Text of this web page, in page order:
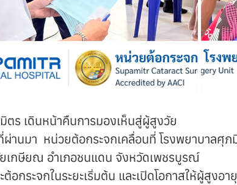
ร เดินหน้าคืนการมองเห็นสู่ผู้สูงวัย
านมา  หน่วยต้อกระจกเคลื่อนที่ โรงพยาบาลศุ
เกษียณ อำเภอชนแดน จังหวัดเพชรบูรณ์
อกระจกในระยะเริ่มต้น และเปิดโอกาสให้ผู้สูง